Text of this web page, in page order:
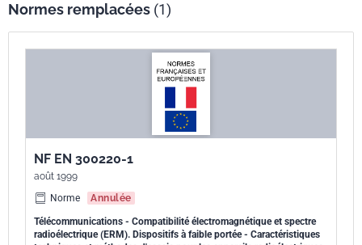
Normes remplacées (1)
NF EN 300220-1
août 1999
Norme
Annulée
Télécommunications - Compatibilité électromagnétique et spectre
radioélectrique (ERM). Dispositifs à faible portée - Caractéristiques